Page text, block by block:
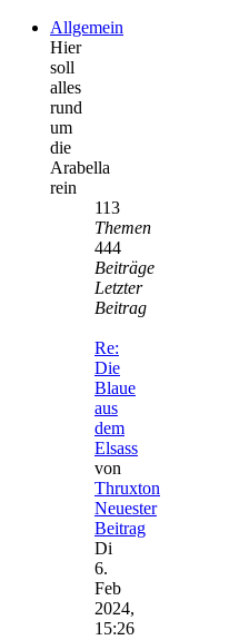
Allgemein
Hier
soll
alles
rund
um
die
Arabella
rein
113
Themen
444
Beiträge
Letzter
Beitrag
Re:
Die
Blaue
aus
dem
Elsass
von
Thruxton
Neuester
Beitrag
Di
6.
Feb
2024,
15:26